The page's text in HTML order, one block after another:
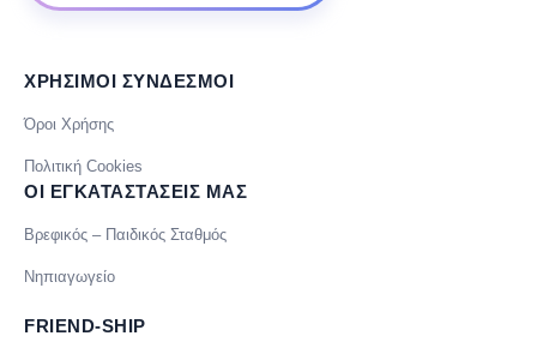
ΧΡΗΣΙΜΟΙ ΣΥΝΔΕΣΜΟΙ
Όροι Χρήσης
Πολιτική Cookies
ΟΙ ΕΓΚΑΤΑΣΤΑΣΕΙΣ ΜΑΣ
Βρεφικός – Παιδικός Σταθμός
Νηπιαγωγείο
FRIEND-SHIP